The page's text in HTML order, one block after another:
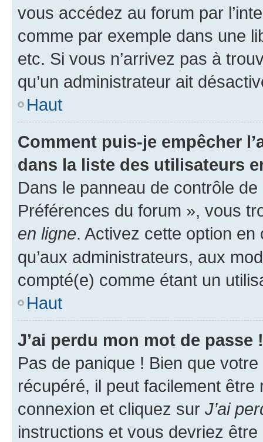
vous accédez au forum par
comme par exemple dans une
etc. Si vous n’arrivez pas à
qu’un administrateur ait
Haut
Comment puis-je empêcher
dans la liste des utilisateurs
Dans le panneau de contrôle
Préférences du forum », vous
en ligne. Activez cette option
qu’aux administrateurs, aux
compté(e) comme étant un
Haut
J’ai perdu mon mot de passe !
Pas de panique ! Bien que
récupéré, il peut facilement
connexion et cliquez sur J’ai
instructions et vous devriez